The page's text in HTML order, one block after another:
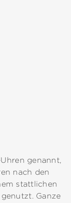
genannt,
nach den
stattlichen
Ganze